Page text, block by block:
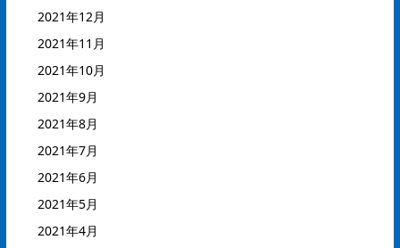
2021年12月
2021年11月
2021年10月
2021年9月
2021年8月
2021年7月
2021年6月
2021年5月
2021年4月